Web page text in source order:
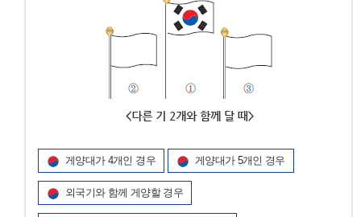
게양대가 4개인 경우 게양대가 5개인 경우
외국기와 함께 게양할 경우